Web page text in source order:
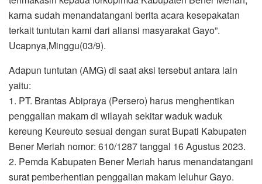
karna sudah menandatangani berita acara kesepakatan
terkait tuntutan kami dari aliansi masyarakat Gayo”.
Ucapnya,Minggu(03/9).
Adapun tuntutan (AMG) di saat aksi tersebut antara lain
yaitu:
1. PT. Brantas Abipraya (Persero) harus menghentikan
penggalian makam di wilayah sekitar waduk waduk
kereung Keureuto sesuai dengan surat Bupati Kabupaten
Bener Meriah nomor: 610/1287 tanggal 16 Agustus 2023.
2. Pemda Kabupaten Bener Meriah harus menandatangani
surat pemberhentian penggalian makam leluhur Gayo.